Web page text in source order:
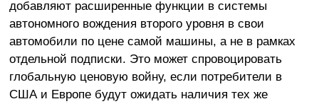
добавляют расширенные функции в системы
автономного вождения второго уровня в свои
автомобили по цене самой машины, а не в рамках
отдельной подписки. Это может спровоцировать
глобальную ценовую войну, если потребители в
США и Европе будут ожидать наличия тех же